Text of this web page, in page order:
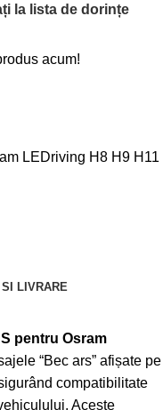
la lista de dorințe
acum!
LEDriving H8 H9 H11
LIVRARE
pentru Osram
“Bec ars” afișate pe
compatibilitate
Aceste